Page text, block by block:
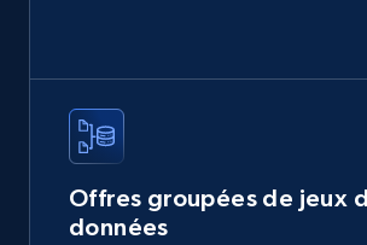
2.1K+
Etsy
Offres groupées de jeux
données